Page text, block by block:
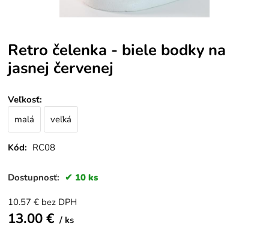
Retro čelenka - biele bodky na
jasnej červenej
Veľkosť:
malá
veľká
Kód: RC08
Dostupnosť: 10 ks
10.57 € bez DPH
13.00€ ks